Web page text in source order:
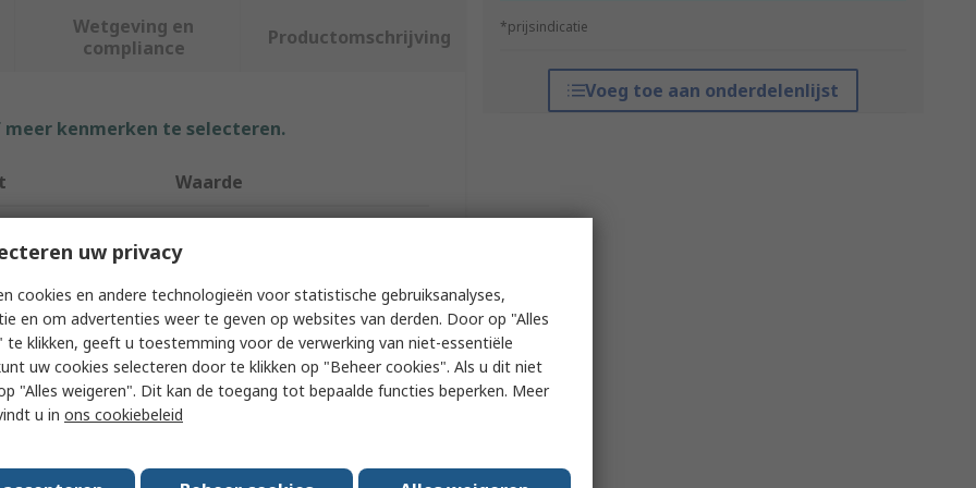
*prijsindicatie
Voeg toe aan onderdelenlijst
Wetgeving en
compliance
Productomschrijving
kenmerken te selecteren.
Waarde
Engineer Hammer
Beryllium Copper Alloy
500g
uw privacy
cookies en andere technologieën voor statistische gebruiksanalyses,
en om advertenties weer te geven op websites van derden. Door op "Alles
te klikken, geeft u toestemming voor de verwerking van niet-essentiële
uw cookies selecteren door te klikken op "Beheer cookies". Als u dit niet
"Alles weigeren". Dit kan de toegang tot bepaalde functies beperken. Meer
u in ons cookiebeleid